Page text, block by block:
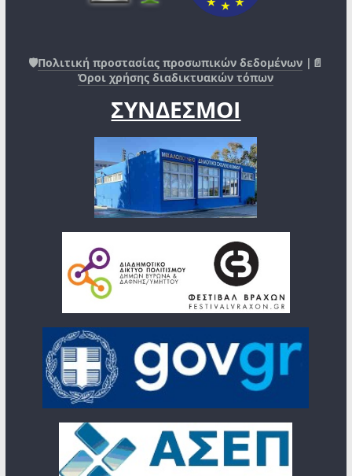
🛡️Πολιτική προστασίας προσωπικών δεδομένων |📄
Όροι χρήσης διαδικτυακών τόπων
ΣΥΝΔΕΣΜΟΙ